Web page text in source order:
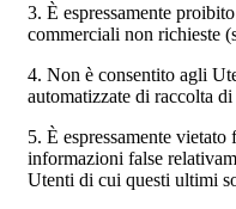
3. È espressamente
commerciali non richieste
4. Non è consentito agli
automatizzate di raccolta
5. È espressamente
informazioni false
Utenti di cui questi ultimi